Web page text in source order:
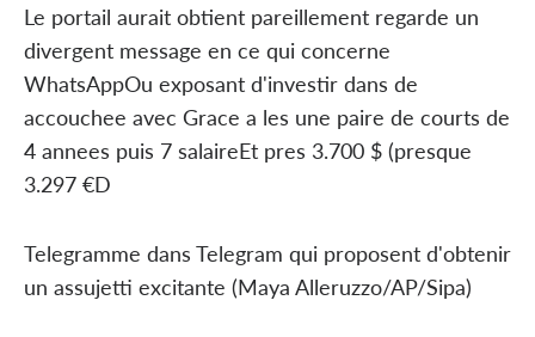
Le portail aurait obtient pareillement regarde un
divergent message en ce qui concerne
WhatsAppOu exposant d'investir dans de
accouchee avec Grace a les une paire de courts de
4 annees puis 7 salaireEt pres 3.700 $ (presque
3.297 €D
Telegramme dans Telegram qui proposent d'obtenir
un assujetti excitante (Maya Alleruzzo/AP/Sipa)